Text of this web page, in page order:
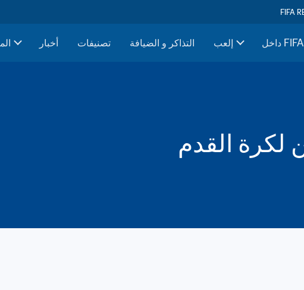
FIFA
أخبار تصنيفات التذاكر و الضيافة إلعب داخل FIFA
لكرة القدم